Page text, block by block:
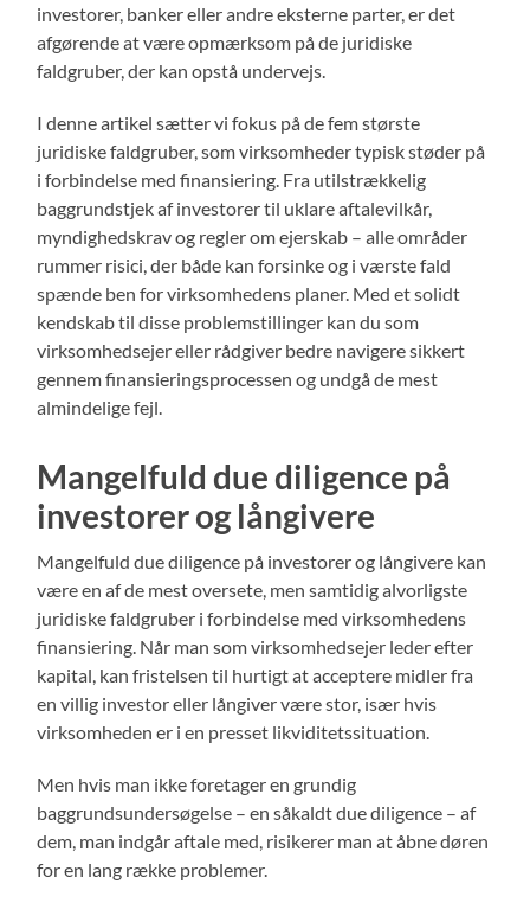
investorer, banker eller andre eksterne parter, er det
afgørende at være opmærksom på de juridiske
faldgruber, der kan opstå undervejs.
I denne artikel sætter vi fokus på de fem største
juridiske faldgruber, som virksomheder typisk støder på
i forbindelse med finansiering. Fra utilstrækkelig
baggrundstjek af investorer til uklare aftalevilkår,
myndighedskrav og regler om ejerskab – alle områder
rummer risici, der både kan forsinke og i værste fald
spænde ben for virksomhedens planer. Med et solidt
kendskab til disse problemstillinger kan du som
virksomhedsejer eller rådgiver bedre navigere sikkert
gennem finansieringsprocessen og undgå de mest
almindelige fejl.
Mangelfuld due diligence på
investorer og långivere
Mangelfuld due diligence på investorer og långivere kan
være en af de mest oversete, men samtidig alvorligste
juridiske faldgruber i forbindelse med virksomhedens
finansiering. Når man som virksomhedsejer leder efter
kapital, kan fristelsen til hurtigt at acceptere midler fra
en villig investor eller långiver være stor, især hvis
virksomheden er i en presset likviditetssituation.
Men hvis man ikke foretager en grundig
baggrundsundersøgelse – en såkaldt due diligence – af
dem, man indgår aftale med, risikerer man at åbne døren
for en lang række problemer.